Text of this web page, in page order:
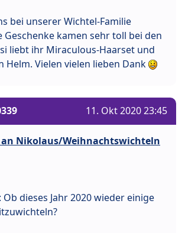
bei unserer Wichtel-Familie
Geschenke kamen sehr toll bei den
liebt ihr Miraculous-Haarset und
Helm. Vielen vielen lieben Dank
11. Okt 2020 23:45
an Nikolaus/Weihnachtswichteln
dieses Jahr 2020 wieder einige